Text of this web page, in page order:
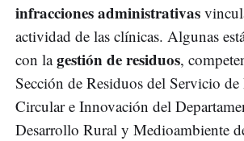
infracciones administrativas
actividad de las clínicas. Algunas
con lagestión de residuos,
Sección de Residuos del Servicio
Circular e Innovación del
Desarrollo Rural y Medioambiente